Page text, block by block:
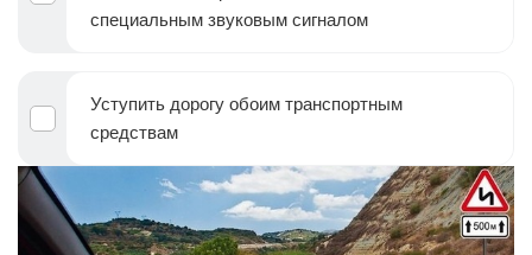
специальным звуковым сигналом
Уступить дорогу обоим транспортным
средствам